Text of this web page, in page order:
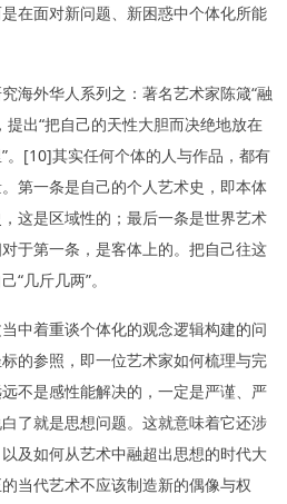
在面对新问题、新困惑中个体化所能
外华人系列之：著名艺术家陈箴“融
提出“把自己的天性大胆而决绝地放在
。[10]其实任何个体的人与作品，都有
第一条是自己的个人艺术史，即本体
这是区域性的；最后一条是世界艺术
于第一条，是客体上的。把自己往这
“几斤几两”。
着重谈个体化的观念逻辑构建的问
的参照，即一位艺术家如何梳理与完
不是感性能解决的，一定是严谨、严
了就是思想问题。这就意味着它还涉
及如何从艺术中融超出思想的时代大
当代艺术不应该制造新的偶像与权